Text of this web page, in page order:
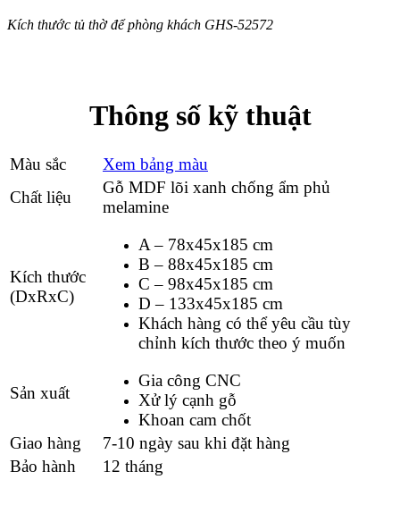
Kích thước tủ thờ để phòng khách GHS-52572
Thông số kỹ thuật
Màu sắc
Xem bảng màu
Chất liệu
Gỗ MDF lõi xanh chống ẩm phủ
melamine
Kích thước
(DxRxC)
A – 78x45x185 cm
B – 88x45x185 cm
C – 98x45x185 cm
D – 133x45x185 cm
Khách hàng có thể yêu cầu tùy
chỉnh kích thước theo ý muốn
Sản xuất
Gia công CNC
Xử lý cạnh gỗ
Khoan cam chốt
Giao hàng
7-10 ngày sau khi đặt hàng
Bảo hành
12 tháng